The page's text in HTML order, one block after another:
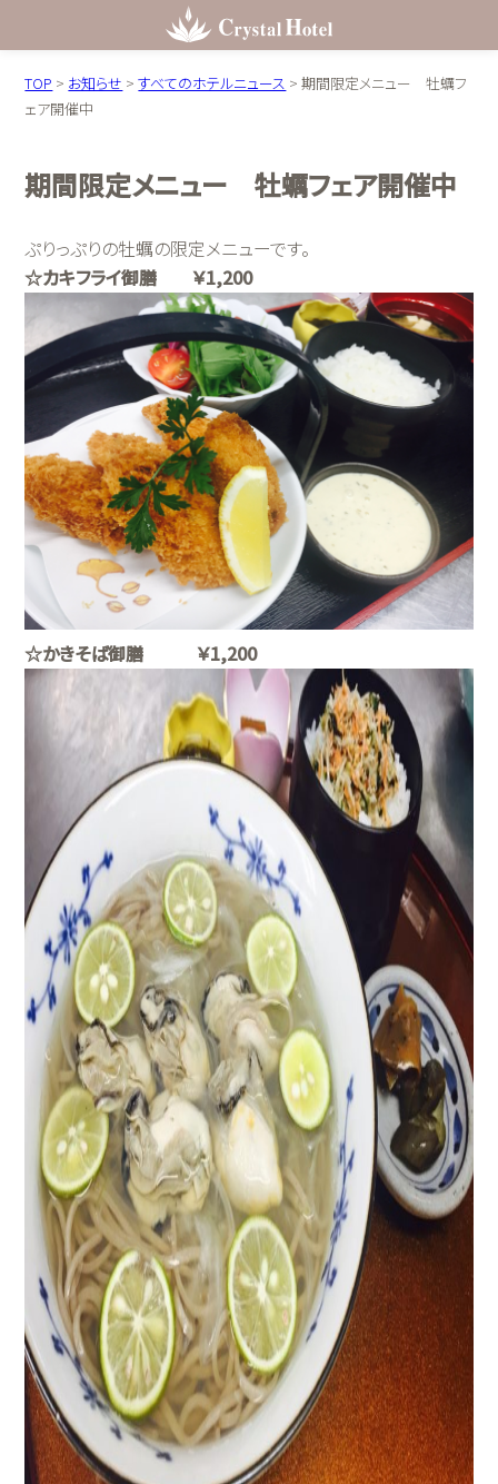
TOP > お知らせ >すべてのホテルニュース >期間限定メニュー 牡蠣フ
ェア開催中
期間限定メニュー 牡蠣フェア開催中
ぷりっぷりの牡蠣の限定メニューです。
☆カキフライ御膳 ￥1,200
☆かきそば御膳 ￥1,200